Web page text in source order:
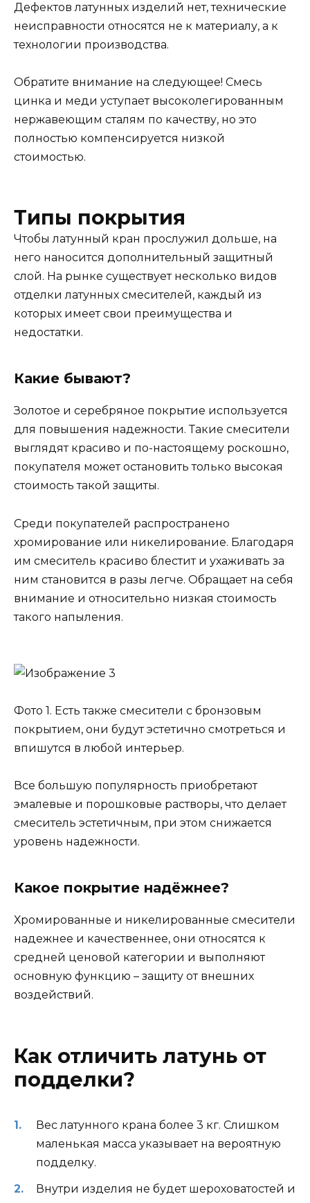
Дефектов латунных изделий нет, технические
неисправности относятся не к материалу, а к
технологии производства.
Обратите внимание на следующее! Смесь
цинка и меди уступает высоколегированным
нержавеющим сталям по качеству, но это
полностью компенсируется низкой
стоимостью.
Типы покрытия
Чтобы латунный кран прослужил дольше, на
него наносится дополнительный защитный
слой. На рынке существует несколько видов
отделки латунных смесителей, каждый из
которых имеет свои преимущества и
недостатки.
Какие бывают?
Золотое и серебряное покрытие используется
для повышения надежности. Такие смесители
выглядят красиво и по-настоящему роскошно,
покупателя может остановить только высокая
стоимость такой защиты.
Среди покупателей распространено
хромирование или никелирование. Благодаря
им смеситель красиво блестит и ухаживать за
ним становится в разы легче. Обращает на себя
внимание и относительно низкая стоимость
такого напыления.
Фото 1. Есть также смесители с бронзовым
покрытием, они будут эстетично смотреться и
впишутся в любой интерьер.
Все большую популярность приобретают
эмалевые и порошковые растворы, что делает
смеситель эстетичным, при этом снижается
уровень надежности.
Какое покрытие надёжнее?
Хромированные и никелированные смесители
надежнее и качественнее, они относятся к
средней ценовой категории и выполняют
основную функцию – защиту от внешних
воздействий.
Как отличить латунь от
подделки?
Вес латунного крана более 3 кг. Слишком
маленькая масса указывает на вероятную
подделку.
Внутри изделия не будет шероховатостей и